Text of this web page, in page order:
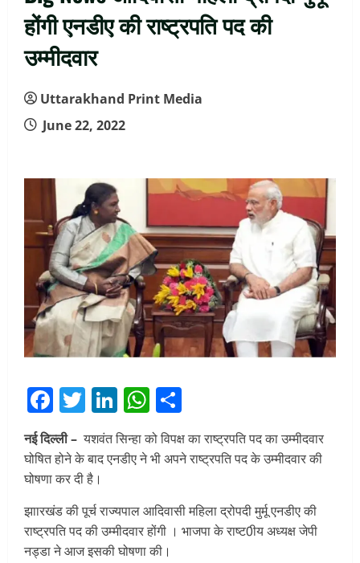
होंगी एनडीए की राष्ट्रपति पद की
उम्मीदवार
Uttarakhand Print Media
June 22, 2022
Facebook
Twitter
LinkedIn
WhatsApp
नई दिल्ली – यशवंत सिन्हा को विपक्ष का राष्ट्रपति पद का उम्मीदवार
घोषित होने के बाद एनडीए ने भी अपने राष्ट्रपति पद के उम्मीदवार की
घोषणा कर दी है।
झाारखंड की पूर्च राज्यपाल आदिवासी महिला द्रोपदी मुर्मू एनडीए की
राष्ट्रपति पद की उम्मीदवार होंगी । भाजपा के राष्ट0ीय अध्यक्ष जेपी
नड्डा ने आज इसकी घोषणा की।